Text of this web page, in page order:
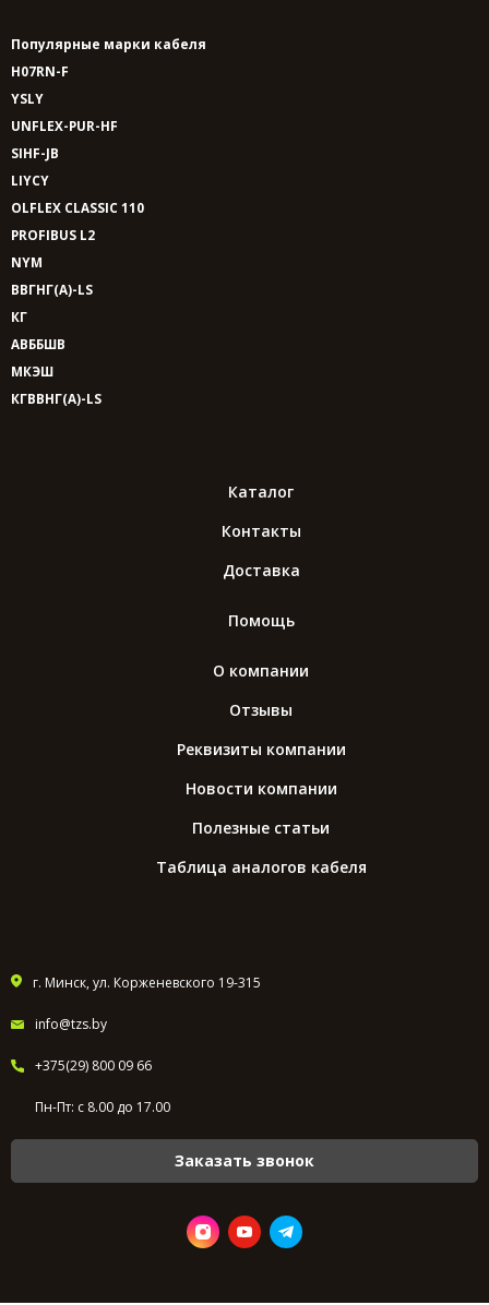
Популярные марки кабеля
H07RN-F
YSLY
UNFLEX-PUR-HF
SIHF-JB
LIYCY
OLFLEX CLASSIC 110
PROFIBUS L2
NYM
ВВГНГ(A)-LS
КГ
АВББШВ
МКЭШ
КГВВНГ(A)-LS
Каталог
Контакты
Доставка
Помощь
О компании
Отзывы
Реквизиты компании
Новости компании
Полезные статьи
Таблица аналогов кабеля
г. Минск, ул. Корженевского 19-315
info@tzs.by
+375(29) 800 09 66
Пн-Пт: с 8.00 до 17.00
Заказать звонок